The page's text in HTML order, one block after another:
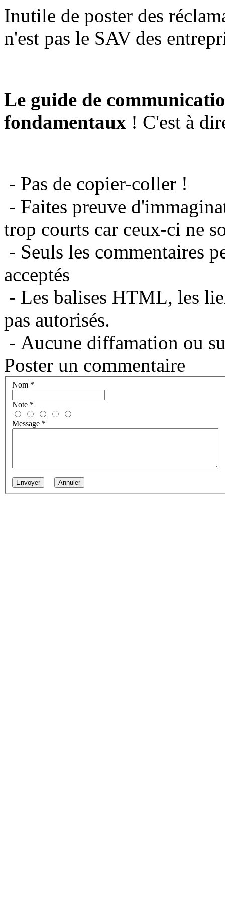
Inutile de poster des
n'est pas le SAV des
Le guide de
fondamentaux ! C'est à
- Pas de copier-coller !
- Faites preuve
trop courts car ceux-ci ne
- Seuls les commentaires
acceptés
- Les balises HTML, les
pas autorisés.
- Aucune diffamation ou
Poster un commentaire
Nom *
Note *
Message *